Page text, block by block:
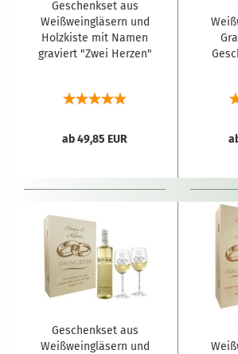
Geschenkset aus
Weißweingläsern und
Holzkiste mit Namen
graviert "Zwei Herzen"
ab 49,85 EUR
Geschenkset aus
Weißweingläsern und